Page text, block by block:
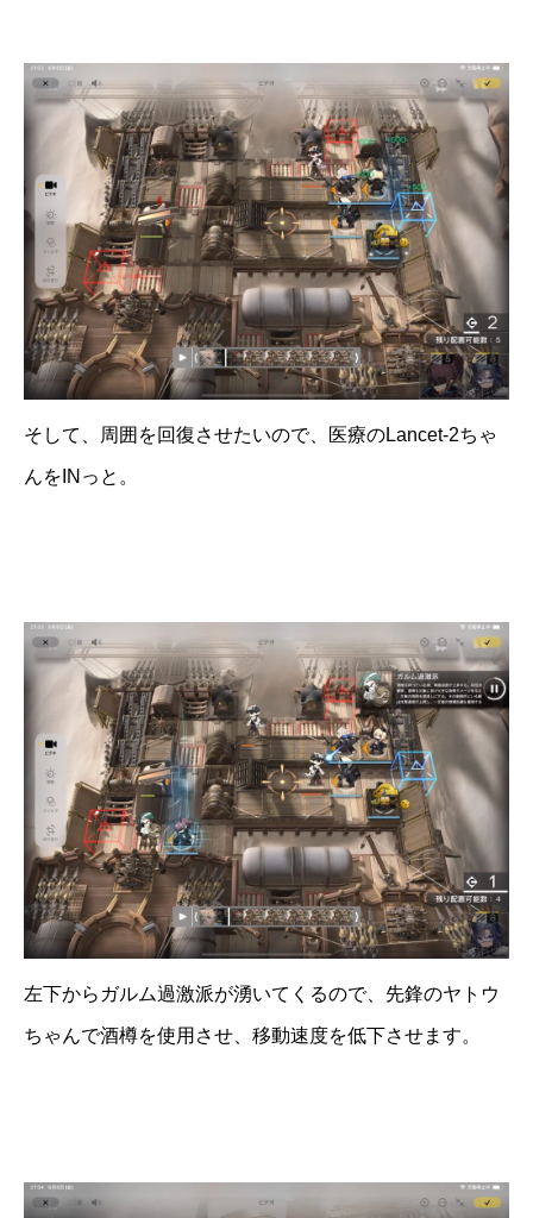
そして、周囲を回復させたいので、医療のLancet-2ちゃ
んをINっと。
左下からガルム過激派が湧いてくるので、先鋒のヤトウ
ちゃんで酒樽を使用させ、移動速度を低下させます。